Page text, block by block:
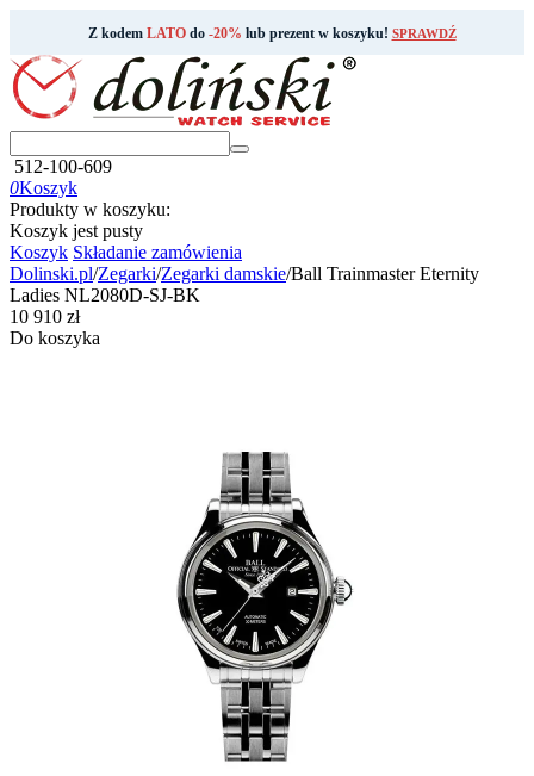
Z kodem LATOdo -20% lub prezent w koszyku! SPRAWDŹ
512-100-609
0Koszyk
Produkty w koszyku:
Koszyk jest pusty
Koszyk Składanie zamówienia
Dolinski.pl/Zegarki/Zegarki damskie/Ball Trainmaster Eternity
Ladies NL2080D-SJ-BK
‍10 910‍ zł
Do koszyka